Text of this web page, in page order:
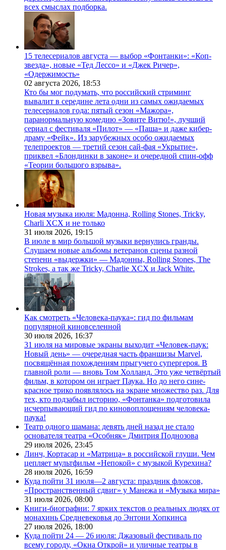
всех смыслах подборка.
15 телесериалов августа — выбор «Фонтанки»: «Коп-
звезда», новые «Тед Лессо» и «Джек Ричер»,
«Одержимость»
02 августа 2026, 18:53
Кто бы мог подумать, что российский стриминг
вывалит в середине лета одни из самых ожидаемых
телесериалов года: пятый сезон «Мажора»,
паранормальную комедию «Зовите Витю!», лучший
сериал с фестиваля «Пилот» — «Паша» и даже кибер-
драму «Фейк». Из зарубежных особо ожидаемых
телепроектов — третий сезон сай-фая «Укрытие»,
приквел «Блондинки в законе» и очередной спин-офф
«Теории большого взрыва».
Новая музыка июля: Мадонна, Rolling Stones, Tricky,
Charli XCX и не только
31 июля 2026, 19:15
В июле в мир большой музыки вернулись гранды.
Слушаем новые альбомы ветеранов сцены разной
степени «выдержки» — Мадонны, Rolling Stones, The
Strokes, а так же Tricky, Charlie XCX и Jack White.
Как смотреть «Человека-паука»: гид по фильмам
популярной киновселенной
30 июля 2026, 16:37
31 июля на мировые экраны выходит «Человек-паук:
Новый день» — очередная часть франшизы Marvel,
посвящённая похождениям прыгучего супергероя. В
главной роли — вновь Том Холланд. Это уже четвёртый
фильм, в котором он играет Паука. Но до него сине-
красное трико появлялось на экране множество раз. Для
тех, кто подзабыл историю, «Фонтанка» подготовила
исчерпывающий гид по киновоплощениям человека-
паука!
Театр одного шамана: девять дней назад не стало
основателя театра «Особняк» Дмитрия Поднозова
29 июля 2026, 23:45
Линч, Кортасар и «Матрица» в российской глуши. Чем
цепляет мультфильм «Непокой» с музыкой Курехина?
28 июля 2026, 16:59
Куда пойти 31 июля—2 августа: праздник флоксов,
«Пространственный сдвиг» у Манежа и «Музыка мира»
31 июля 2026, 08:00
Книги-биографии: 7 ярких текстов о реальных людях от
монахинь Средневековья до Энтони Хопкинса
27 июля 2026, 18:00
Куда пойти 24 — 26 июля: Джазовый фестиваль по
всему городу, «Окна Открой» и уличные театры в